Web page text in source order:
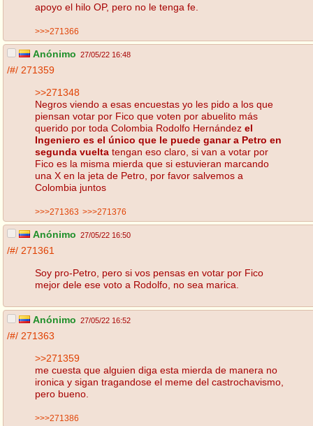
apoyo el hilo OP, pero no le tenga fe.
>>>271366
Anónimo 27/05/22 16:48
/#/ 271359
>>271348
Negros viendo a esas encuestas yo les pido a los que
piensan votar por Fico que voten por abuelito más
querido por toda Colombia Rodolfo Hernández el
Ingeniero es el único que le puede ganar a Petro en
segunda vuelta tengan eso claro, si van a votar por
Fico es la misma mierda que si estuvieran marcando
una X en la jeta de Petro, por favor salvemos a
Colombia juntos
>>>271363 >>>271376
Anónimo 27/05/22 16:50
/#/ 271361
Soy pro-Petro, pero si vos pensas en votar por Fico
mejor dele ese voto a Rodolfo, no sea marica.
Anónimo 27/05/22 16:52
/#/ 271363
>>271359
me cuesta que alguien diga esta mierda de manera no
ironica y sigan tragandose el meme del castrochavismo,
pero bueno.
>>>271386